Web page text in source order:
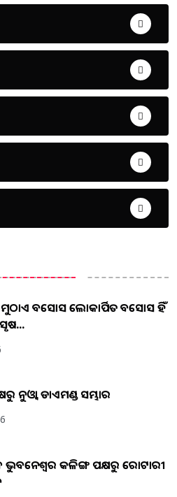
ଅବସୋସ ଲୋକାର୍ପିତ ଅବସୋସ ହିଁ
ନୁଓ୍ବା ଡାଏମଣ୍ଡ ସମ୍ଭାର
ଭୁବନେଶ୍ୱର କଳିଙ୍ଗ ପକ୍ଷରୁ ରୋଟାରୀ